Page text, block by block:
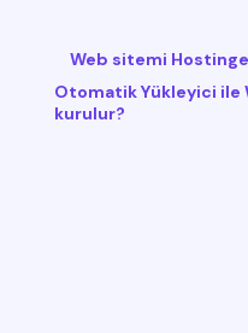
Web sitemi
Otomatik Yükleyici ile
kurulur?